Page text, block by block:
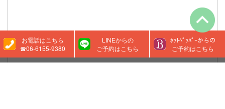
お電話はこちら
☎06-6155-9380
LINEからの
ご予約はこちら
ﾎｯﾄﾍﾟｯﾊﾟｰからの
ご予約はこちら